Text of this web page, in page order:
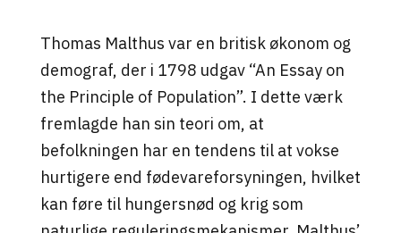
Thomas Malthus var en britisk økonom og
demograf, der i 1798 udgav “An Essay on
the Principle of Population”. I dette værk
fremlagde han sin teori om, at
befolkningen har en tendens til at vokse
hurtigere end fødevareforsyningen, hvilket
kan føre til hungersnød og krig som